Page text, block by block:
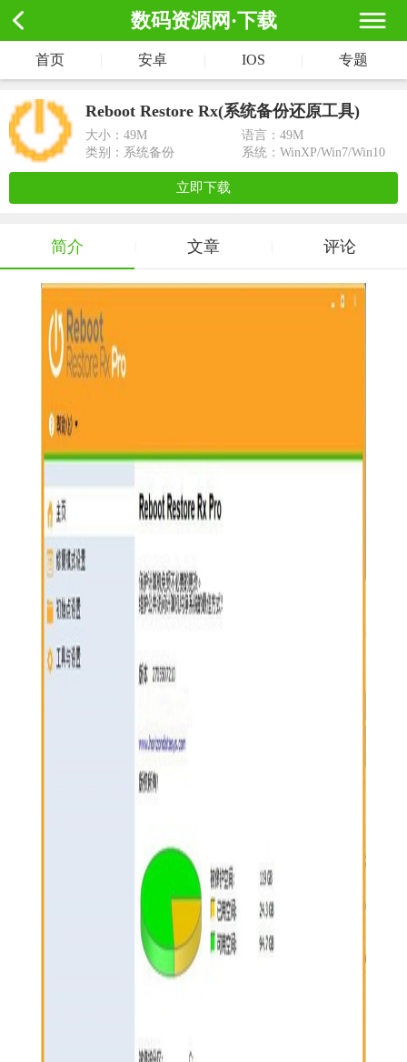
数码资源网·下载
首页 安卓 IOS 专题
Reboot Restore Rx(系统备份还原工具)
大小： 49M
语言：49M
类别：系统备份
系统：WinXP/Win7/Win10
立即下载
简介 文章 评论